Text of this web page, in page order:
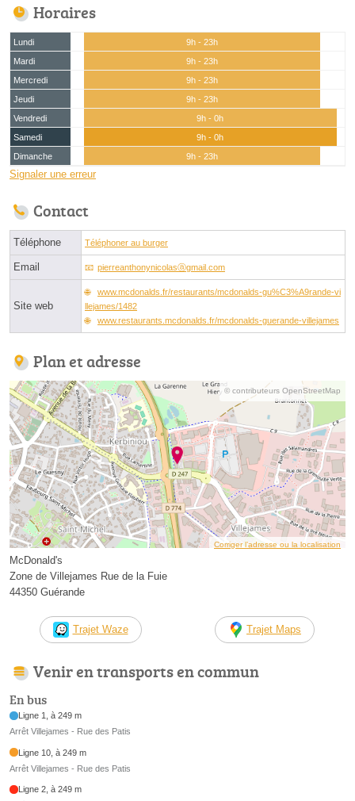
Horaires
Lundi
9h - 23h
Mardi
9h - 23h
Mercredi
9h - 23h
Jeudi
9h - 23h
Vendredi
9h - 0h
Samedi
9h - 0h
Dimanche
9h - 23h
Signaler une erreur
Contact
Téléphone Téléphoner au burger
Email pierreanthonynicolasⓐgmail.com
Site web
www.mcdonalds.fr/restaurants/mcdonalds-gu%C3%A9rande-vi
llejames/1482
www.restaurants.mcdonalds.fr/mcdonalds-guerande-villejames
Plan et adresse
© contributeurs OpenStreetMap
Corriger l’adresse ou la localisation
McDonald's
Zone de Villejames Rue de la Fuie
44350 Guérande
Trajet Waze Trajet Maps
Venir en transports en commun
En bus
Ligne 1, à 249 m
Arrêt Villejames - Rue des Patis
Ligne 10, à 249 m
Arrêt Villejames - Rue des Patis
Ligne 2, à 249 m